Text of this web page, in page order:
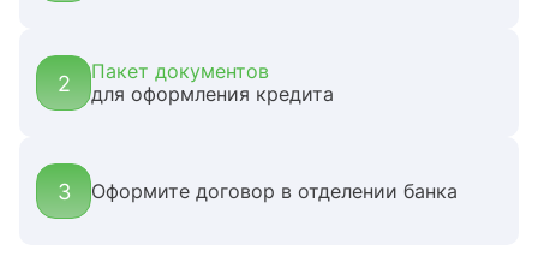
2
Пакет документов
для оформления кредита
3 Оформите договор в отделении банка